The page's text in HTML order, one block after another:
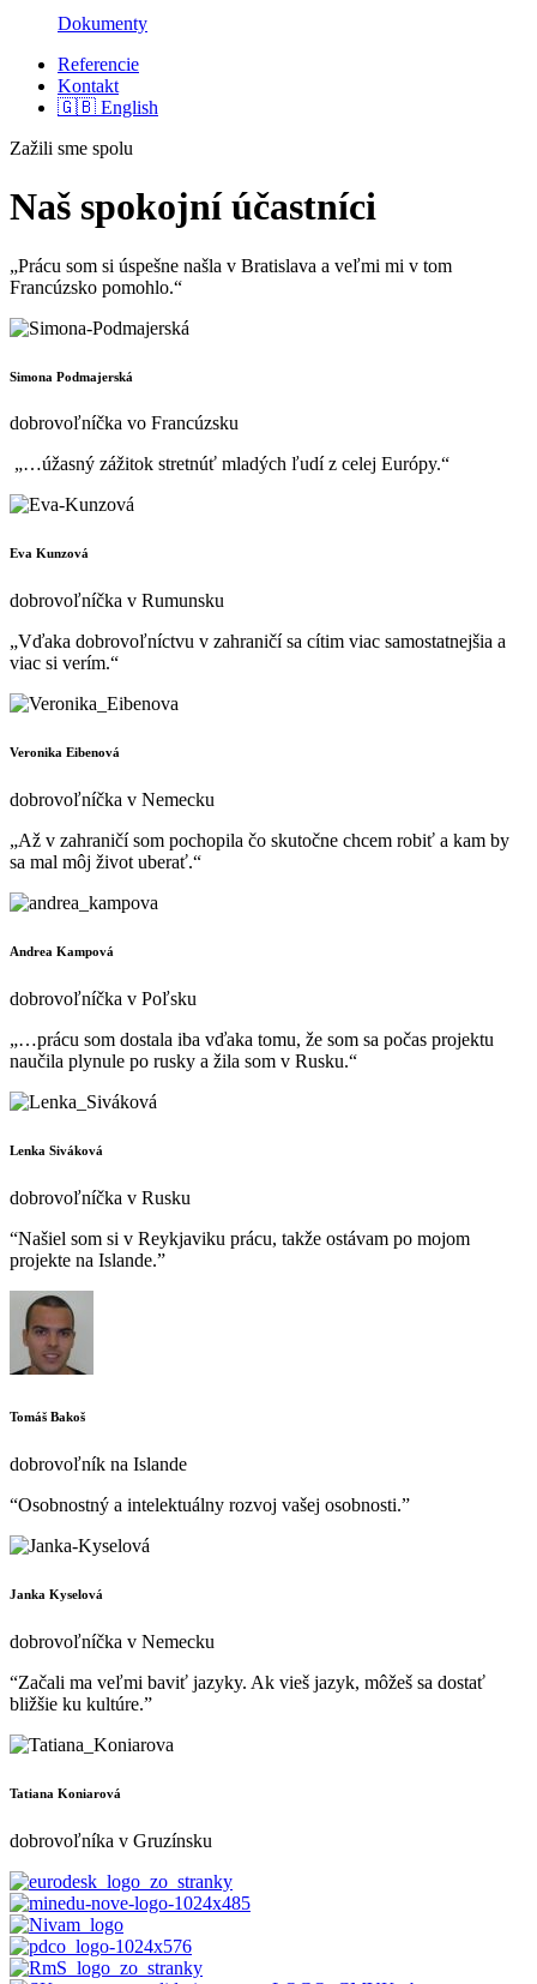
Dokumenty
Referencie
Kontakt
🇬🇧 English
Zažili sme spolu
Naš spokojní účastníci
„Prácu som si úspešne našla v Bratislava a veľmi mi v tom
Francúzsko pomohlo.“
Simona Podmajerská
dobrovoľníčka vo Francúzsku
„…úžasný zážitok stretnúť mladých ľudí z celej Európy.“
Eva Kunzová
dobrovoľníčka v Rumunsku
„Vďaka dobrovoľníctvu v zahraničí sa cítim viac samostatnejšia a
viac si verím.“
Veronika Eibenová
dobrovoľníčka v Nemecku
„Až v zahraničí som pochopila čo skutočne chcem robiť a kam by
sa mal môj život uberať.“
Andrea Kampová
dobrovoľníčka v Poľsku
„…prácu som dostala iba vďaka tomu, že som sa počas projektu
naučila plynule po rusky a žila som v Rusku.“
Lenka Siváková
dobrovoľníčka v Rusku
“Našiel som si v Reykjaviku prácu, takže ostávam po mojom
projekte na Islande.”
Tomáš Bakoš
dobrovoľník na Islande
“Osobnostný a intelektuálny rozvoj vašej osobnosti.”
Janka Kyselová
dobrovoľníčka v Nemecku
“Začali ma veľmi baviť jazyky. Ak vieš jazyk, môžeš sa dostať
bližšie ku kultúre.”
Tatiana Koniarová
dobrovoľníka v Gruzínsku